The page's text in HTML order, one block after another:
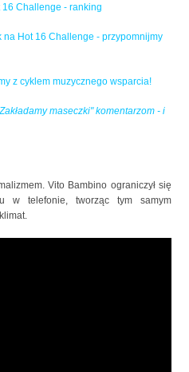
Challenge - ranking
Hot 16 Challenge - przypomnijmy
z cyklem muzycznego wsparcia!
maseczki" komentarzom - i
Vito Bambino ograniczył się
w telefonie, tworząc tym samym